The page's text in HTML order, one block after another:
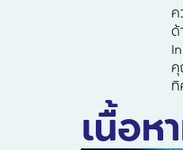
ค
ด้
คุ
ทิ
เนื้อห